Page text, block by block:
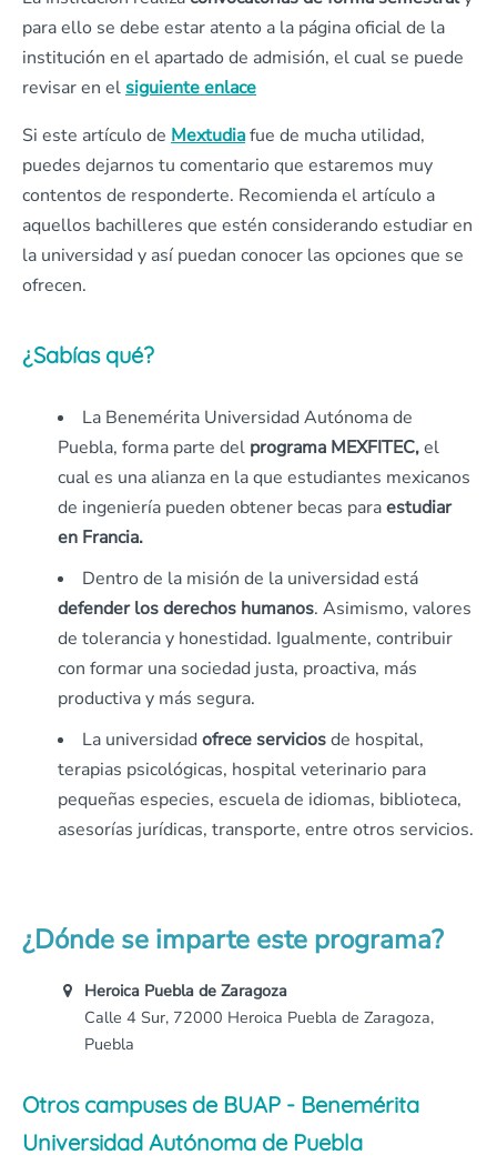
para ello se debe estar atento a la página oficial de la
institución en el apartado de admisión, el cual se puede
revisar en elsiguiente enlace
Si este artículo de Mextudiafue de mucha utilidad,
puedes dejarnos tu comentario que estaremos muy
contentos de responderte. Recomienda el artículo a
aquellos bachilleres que estén considerando estudiar en
la universidad y así puedan conocer las opciones que se
ofrecen.
¿Sabías qué?
La Benemérita Universidad Autónoma de
Puebla, forma parte del programa MEXFITEC,el
cual es una alianza en la que estudiantes mexicanos
de ingeniería pueden obtener becas paraestudiar
en Francia.
Dentro de la misión de la universidad está
defender los derechos humanos. Asimismo, valores
de tolerancia y honestidad. Igualmente, contribuir
con formar una sociedad justa, proactiva, más
productiva y más segura.
La universidadofrece serviciosde hospital,
terapias psicológicas, hospital veterinario para
pequeñas especies, escuela de idiomas, biblioteca,
asesorías jurídicas, transporte, entre otros servicios.
¿Dónde se imparte este programa?
Heroica Puebla de Zaragoza
Calle 4 Sur, 72000 Heroica Puebla de Zaragoza,
Puebla
Otros campuses de BUAP - Benemérita
Universidad Autónoma de Puebla